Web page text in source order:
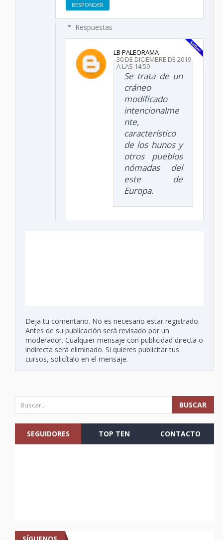
RESPONDER
Respuestas
LB PALEORAMA
30 DE DICIEMBRE DE 2019
A LAS 14:59
Se trata de un
cráneo
modificado
intencionalme
nte,
característico
de los hunos y
otros pueblos
nómadas del
este de
Europa.
Deja tu comentario. No es necesario estar registrado.
Antes de su publicación será revisado por un
moderador. Cualquier mensaje con publicidad directa o
indirecta será eliminado. Si quieres publicitar tus
cursos, solicítalo en el mensaje.
SEGUIDORES TOP TEN CONTACTO